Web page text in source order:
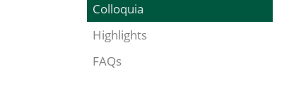
Colloquia
Highlights
FAQs